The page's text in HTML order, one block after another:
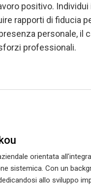
positivo.
rapporti di fiducia
personale, il
professionali.
orientata
sistemica. Con un
allo sviluppo